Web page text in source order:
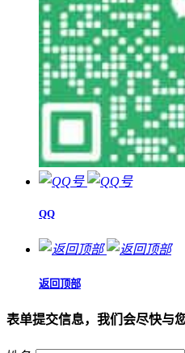
QQ
返回顶部
表单提交信息，我们会尽快与